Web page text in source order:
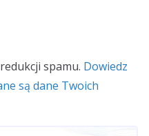
spamu. Dowiedz
są dane Twoich